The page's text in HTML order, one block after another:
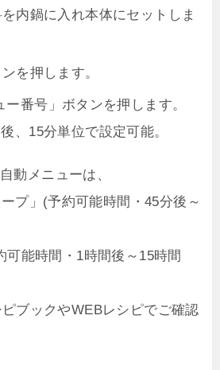
内鍋に入れ本体にセットしま
を押します。
ー番号」ボタンを押します。
、15分単位で設定可能。
動メニューは、
ープ」(予約可能時間・45分後～
可能時間・1時間後～15時間
ブックやWEBレシピでご確認